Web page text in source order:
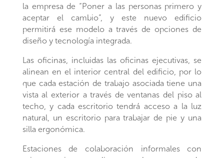
la empresa de “Poner a las personas primero y
aceptar el cambio”, y este nuevo edificio
permitirá ese modelo a través de opciones de
diseño y tecnología integrada.
Las oficinas, incluidas las oficinas ejecutivas, se
alinean en el interior central del edificio, por lo
que cada estación de trabajo asociada tiene una
vista al exterior a través de ventanas del piso al
techo, y cada escritorio tendrá acceso a la luz
natural, un escritorio para trabajar de pie y una
silla ergonómica.
Estaciones de colaboración informales con